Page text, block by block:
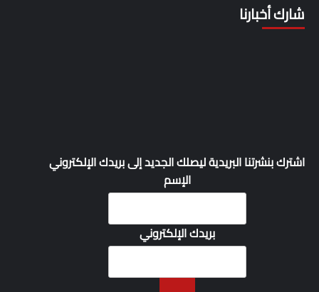
شارك أخبارنا
اشترك بنشرتنا البريدية ليصلك الجديد إلى بريدك الإلكتروني
الإسم
بريدك الإلكتروني